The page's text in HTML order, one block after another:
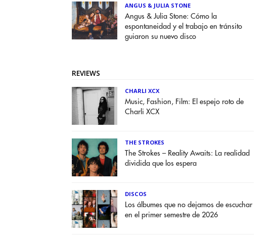
ANGUS & JULIA STONE
Angus & Julia Stone: Cómo la
espontaneidad y el trabajo en tránsito
guiaron su nuevo disco
REVIEWS
CHARLI XCX
Music, Fashion, Film: El espejo roto de
Charli XCX
THE STROKES
The Strokes – Reality Awaits: La realidad
dividida que los espera
DISCOS
Los álbumes que no dejamos de escuchar
en el primer semestre de 2026